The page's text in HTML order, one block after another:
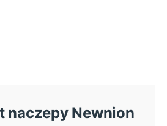
naczepy Newnion